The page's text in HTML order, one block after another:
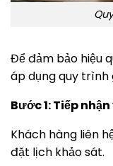
Để đảm bảo hiệu
áp dụng quy trình
Bước 1: Tiếp
Khách hàng liên
đặt lịch khảo sát.